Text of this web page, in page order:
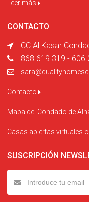
Leer más
CONTACTO
CC Al Kasar
868 619 319 - 606
Contacto
Mapa del Condado de
Casas abiertas virtuales
SUSCRIPCIÓN